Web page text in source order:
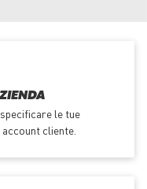
le tue
cliente.